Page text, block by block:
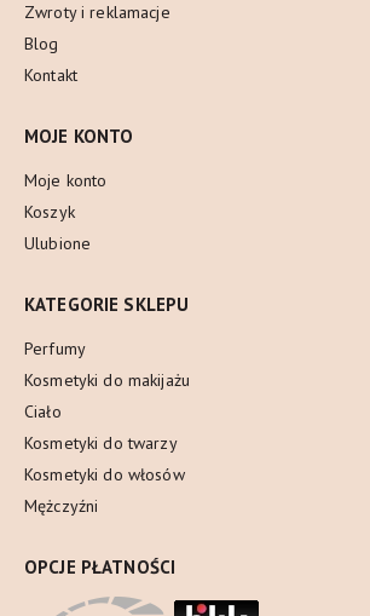
Zwroty i reklamacje
Blog
Kontakt
MOJE KONTO
Moje konto
Koszyk
Ulubione
KATEGORIE SKLEPU
Perfumy
Kosmetyki do makijażu
Ciało
Kosmetyki do twarzy
Kosmetyki do włosów
Mężczyźni
OPCJE PŁATNOŚCI